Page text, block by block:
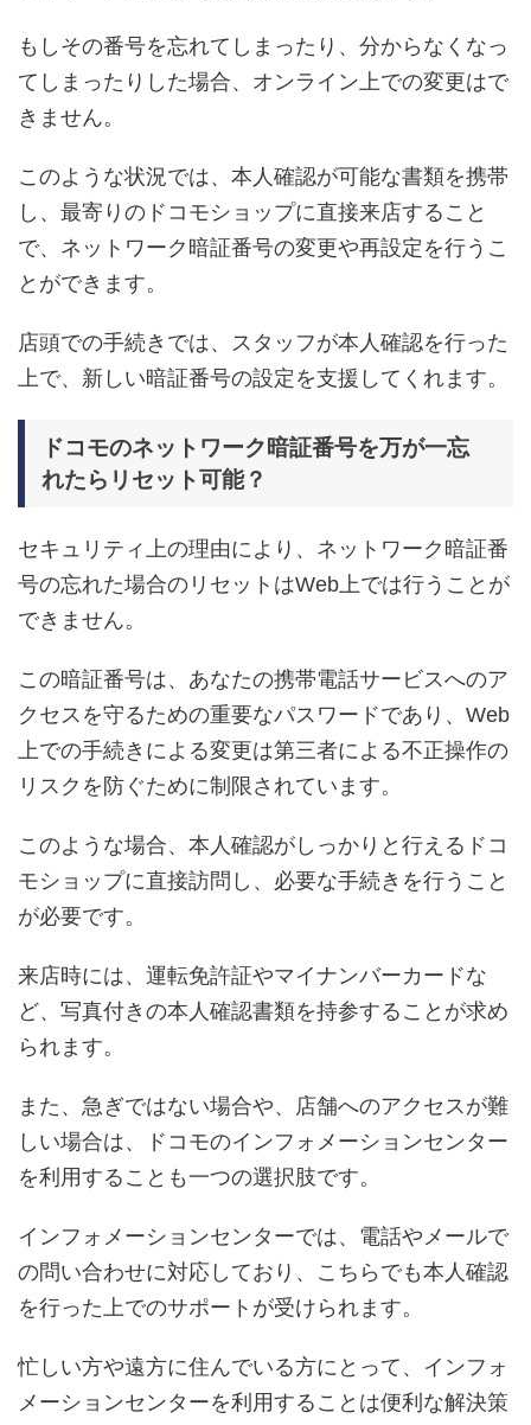
もしその番号を忘れてしまったり、分からなくなっ
てしまったりした場合、オンライン上での変更はで
きません。
このような状況では、本人確認が可能な書類を携帯
し、最寄りのドコモショップに直接来店すること
で、ネットワーク暗証番号の変更や再設定を行うこ
とができます。
店頭での手続きでは、スタッフが本人確認を行った
上で、新しい暗証番号の設定を支援してくれます。
ドコモのネットワーク暗証番号を万が一忘
れたらリセット可能？
セキュリティ上の理由により、ネットワーク暗証番
号の忘れた場合のリセットはWeb上では行うことが
できません。
この暗証番号は、あなたの携帯電話サービスへのア
クセスを守るための重要なパスワードであり、Web
上での手続きによる変更は第三者による不正操作の
リスクを防ぐために制限されています。
このような場合、本人確認がしっかりと行えるドコ
モショップに直接訪問し、必要な手続きを行うこと
が必要です。
来店時には、運転免許証やマイナンバーカードな
ど、写真付きの本人確認書類を持参することが求め
られます。
また、急ぎではない場合や、店舗へのアクセスが難
しい場合は、ドコモのインフォメーションセンター
を利用することも一つの選択肢です。
インフォメーションセンターでは、電話やメールで
の問い合わせに対応しており、こちらでも本人確認
を行った上でのサポートが受けられます。
忙しい方や遠方に住んでいる方にとって、インフォ
メーションセンターを利用することは便利な解決策